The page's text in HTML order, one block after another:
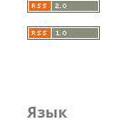
Язык